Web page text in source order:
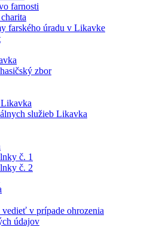
farnosti
farského úradu v Likavke
zbor
služieb Likavka
č. 1
č. 2
v prípade ohrozenia
údajov